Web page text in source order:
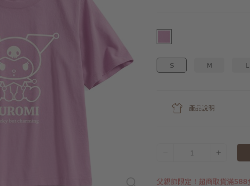
S M L
產品說明
1
父親節限定！超商取貨滿588